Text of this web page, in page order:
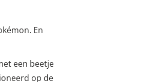
En
een beetje
op de